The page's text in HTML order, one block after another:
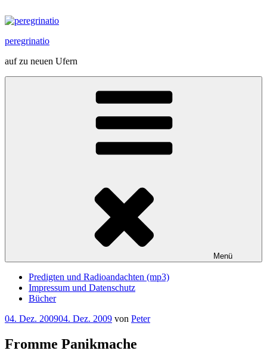
Inhalt
peregrinatio
auf zu neuen Ufern
Menü
Predigten und Radioandachten (mp3)
Impressum und Datenschutz
Bücher
Veröffentlicht
04. Dez. 200904. Dez. 2009 von Peter
Fromme Panikmache